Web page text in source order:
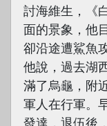
討海維生，《
面的景象，他
卻沿途遭鯊魚
他說，過去湖
滿了烏龜，附
軍人在行軍。
發達，退伍後